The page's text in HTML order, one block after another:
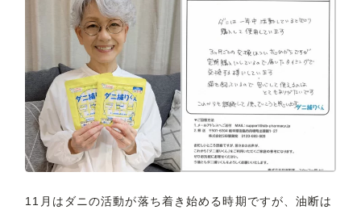
11月はダニの活動が落ち着き始める時期ですが、油断は